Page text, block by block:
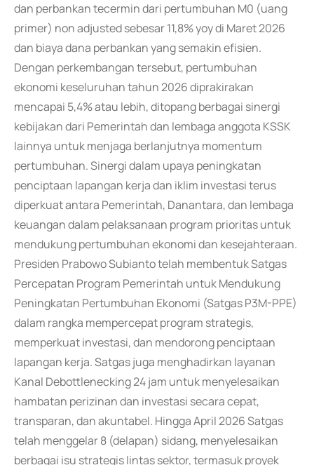
dan perbankan tecermin dari pertumbuhan M0 (uang
primer) non adjusted sebesar 11,8% yoy di Maret 2026
dan biaya dana perbankan yang semakin efisien.
Dengan perkembangan tersebut, pertumbuhan
ekonomi keseluruhan tahun 2026 diprakirakan
mencapai 5,4% atau lebih, ditopang berbagai sinergi
kebijakan dari Pemerintah dan lembaga anggota KSSK
lainnya untuk menjaga berlanjutnya momentum
pertumbuhan. Sinergi dalam upaya peningkatan
penciptaan lapangan kerja dan iklim investasi terus
diperkuat antara Pemerintah, Danantara, dan lembaga
keuangan dalam pelaksanaan program prioritas untuk
mendukung pertumbuhan ekonomi dan kesejahteraan.
Presiden Prabowo Subianto telah membentuk Satgas
Percepatan Program Pemerintah untuk Mendukung
Peningkatan Pertumbuhan Ekonomi (Satgas P3M-PPE)
dalam rangka mempercepat program strategis,
memperkuat investasi, dan mendorong penciptaan
lapangan kerja. Satgas juga menghadirkan layanan
Kanal Debottlenecking 24 jam untuk menyelesaikan
hambatan perizinan dan investasi secara cepat,
transparan, dan akuntabel. Hingga April 2026 Satgas
telah menggelar 8 (delapan) sidang, menyelesaikan
berbagai isu strategis lintas sektor, termasuk proyek